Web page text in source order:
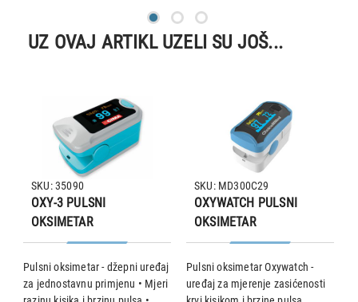
UZ OVAJ ARTIKL UZELI SU JOŠ...
OXY-3 PULSNI
OKSIMETAR
Pulsni oksimetar - džepni uređaj
za jednostavnu primjenu • Mjeri
SKU: 35090
OXYWATCH PULSNI
OKSIMETAR
Pulsni oksimetar Oxywatch -
uređaj za mjerenje zasićenosti
SKU: MD300C29